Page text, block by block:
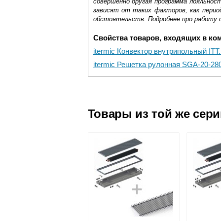
зависят от таких факторов, как
обстоятельств. Подробнее про
Свойства товаров, входящих в
itermic Конвектор внутрипольный
itermic Решетка рулонная SGA-20-
Доставка сантехники по Москве и
Подъем на этаж.
услуга платная
возможность
Возможные способы оплаты:
Банковской картой при
Интернет-деньгами (Yandex-
Безналичный расчёт (возможно и
Товары из той же